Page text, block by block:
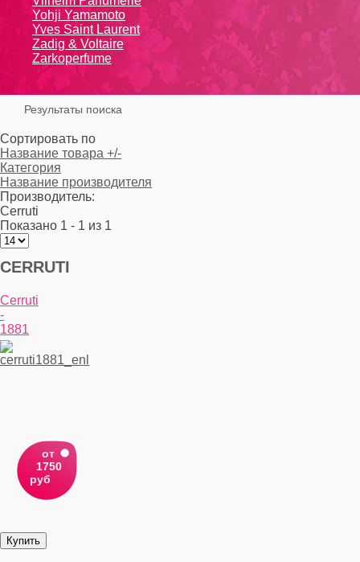
Yohji Yamamoto
Yvеs Sаint Lаurеnt
Zadig & Voltaire
Zarkoperfume
Результаты поиска
Сортировать по
Название товара +/-
Категория
Название производителя
Производитель:
Cerruti
Показано 1 - 1 из 1
CERRUTI
Cerruti
-
1881
от
1750
руб